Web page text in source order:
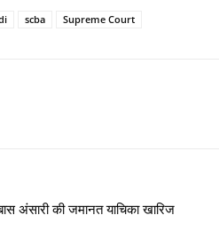
scba Supreme Court
अंसारी की जमानत याचिका खारिज